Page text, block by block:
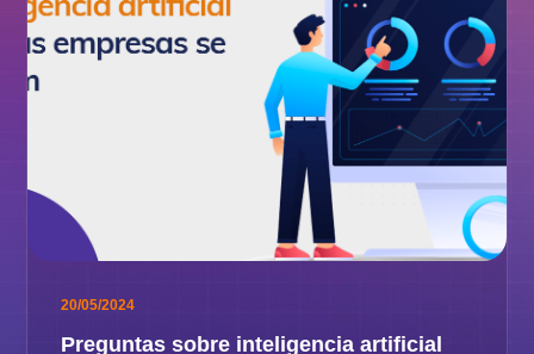
20/05/2024
Preguntas sobre inteligencia artificial